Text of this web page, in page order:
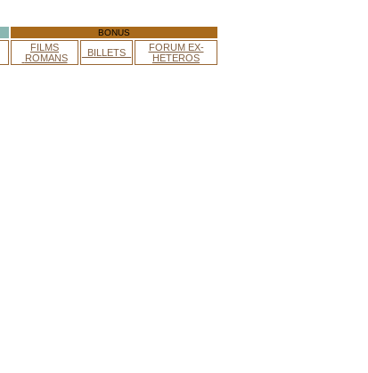
BONUS
FILMS
ROMANS
_BILLETS_
FORUM EX-
HETEROS